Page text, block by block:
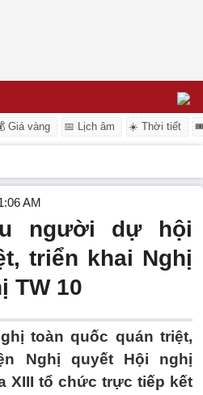
Giá vàng 📅 Lịch âm ☀️ Thời tiết
AM
người dự hội
triển khai Nghị
TW 10
toàn quốc quán triệt,
Nghị quyết Hội nghị
XIII tổ chức trực tiếp kết